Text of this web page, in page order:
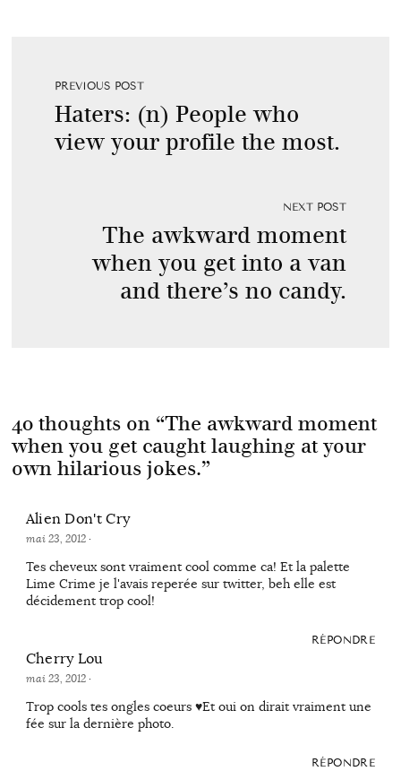
PREVIOUS POST
Haters: (n) People who
view your profile the most.
NEXT POST
The awkward moment
when you get into a van
and there’s no candy.
40 thoughts on “The awkward moment
when you get caught laughing at your
own hilarious jokes.”
Alien Don't Cry
mai 23, 2012·
Tes cheveux sont vraiment cool comme ca! Et la palette
Lime Crime je l'avais reperée sur twitter, beh elle est
décidement trop cool!
RÉPONDRE
Cherry Lou
mai 23, 2012·
Trop cools tes ongles coeurs ♥Et oui on dirait vraiment une
fée sur la dernière photo.
RÉPONDRE